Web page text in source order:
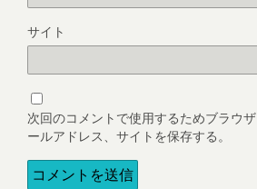
サイト
次回のコメントで使用するためブラウ
ールアドレス、サイトを保存する。